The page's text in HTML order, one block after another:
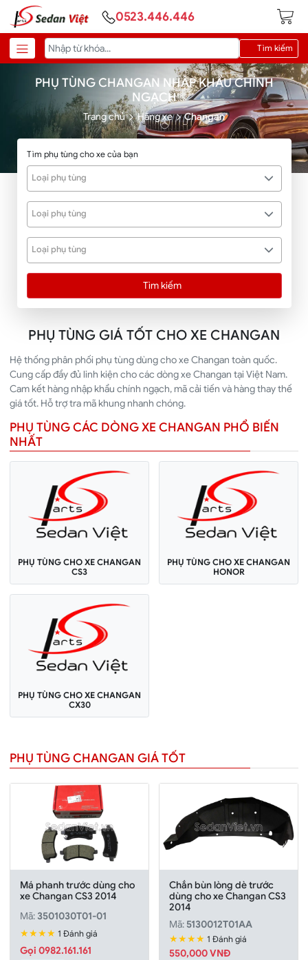
0523.446.446
Tìm kiếm
PHỤ TÙNG CHANGAN NHẬP KHẨU CHÍNH
NGẠCH
Trang chủ Hãng xe Changan
Tìm phụ tùng cho xe của bạn
Loại phụ tùng
Loại phụ tùng
Loại phụ tùng
Tìm kiếm
PHỤ TÙNG GIÁ TỐT CHO XE CHANGAN
Hệ thống phân phối phụ tùng dùng cho xe Changan toàn quốc.
Cung cấp đầy đủ linh kiện cho các dòng xe Changan tại Việt Nam.
Cam kết hàng nhập khẩu chính ngạch, mã cải tiến và hàng thay thế
giá tốt. Hỗ trợ tra mã khung nhanh chóng.
PHỤ TÙNG CÁC DÒNG XE CHANGAN PHỔ BIẾN
NHẤT
PHỤ TÙNG CHO XE CHANGAN
CS3
PHỤ TÙNG CHO XE CHANGAN
HONOR
PHỤ TÙNG CHO XE CHANGAN
CX30
PHỤ TÙNG CHANGAN GIÁ TỐT
Má phanh trước dùng cho
xe Changan CS3 2014
Mã: 3501030T01-01
★★★★ 1 Đánh giá
Gọi 0982.161.161
Chắn bùn lòng dè trước
dùng cho xe Changan CS3
2014
Mã: 5130012T01AA
★★★★ 1 Đánh giá
550,000 VNĐ